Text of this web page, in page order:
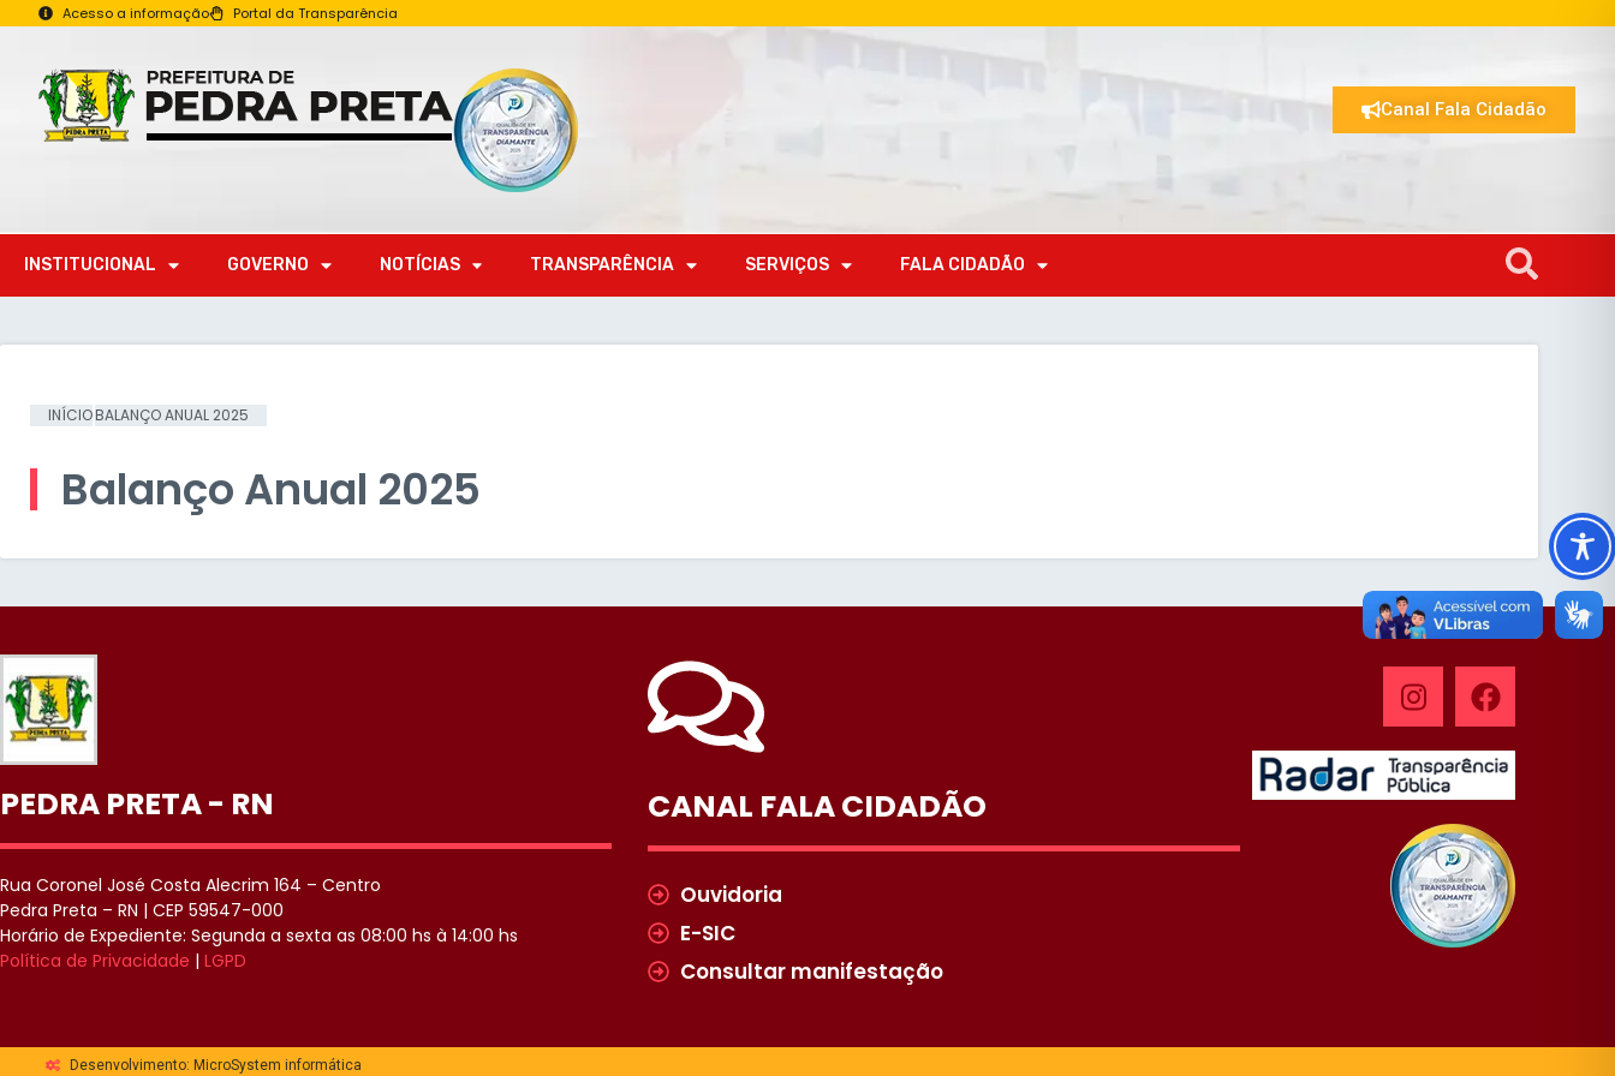
Acesso a informação Portal da Transparência
Canal Fala Cidadão
INSTITUCIONAL GOVERNO NOTÍCIAS TRANSPARÊNCIA SERVIÇOS FALA CIDADÃO
INÍCIOBALANÇO ANUAL 2025
Balanço Anual 2025
PEDRA PRETA - RN
Rua Coronel José Costa Alecrim 164 – Centro
Pedra Preta – RN | CEP 59547-000
Horário de Expediente: Segunda a sexta as 08:00 hs à 14:00 hs
Política de Privacidade | LGPD
CANAL FALA CIDADÃO
Ouvidoria
E-SIC
Consultar manifestação
Desenvolvimento: MicroSystem informática